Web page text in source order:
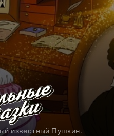
известный Пушкин.